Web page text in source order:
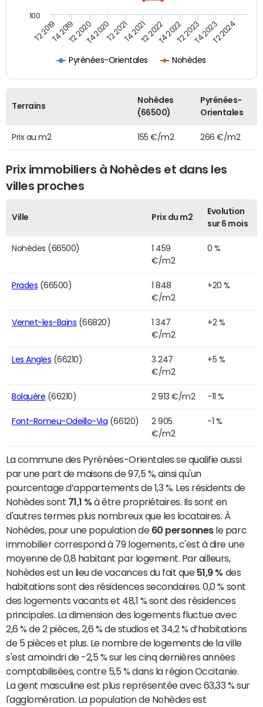
Pyrénées-Orientales Nohèdes
T2 2019T4 2019T2 2020T4 2020T2 2021T4 2021T2 2022T4 2022T2 2023T4 2023T2 2024
100
Terrains
Nohèdes
(66500)
Pyrénées-
Orientales
Prix au m2 155 €/m2 266 €/m2
Prix immobiliers à Nohèdes et dans les
villes proches
Ville Prix du m2
Evolution
sur 6 mois
Nohèdes (66500)
1 459
€/m2
0 %
Prades (66500)
1 848
€/m2
+20 %
Vernet-les-Bains (66820)
1 347
€/m2
+2 %
Les Angles (66210)
3 247
€/m2
+5 %
Bolquère (66210) 2 913 €/m2 -11 %
Font-Romeu-Odeillo-Via (66120)
2 905
€/m2
-1 %
La commune des Pyrénées-Orientales se qualifie aussi
par une part de maisons de 97,5 %, ainsi qu'un
pourcentage d’appartements de 1,3 %. Les résidents de
Nohèdes sont 71,1 % à être propriétaires. Ils sont en
d'autres termes plus nombreux que les locataires. À
Nohèdes, pour une population de 60 personnesle parc
immobilier correspond à 79 logements, c'est à dire une
moyenne de 0,8 habitant par logement. Par ailleurs,
Nohèdes est un lieu de vacances du fait que 51,9 % des
habitations sont des résidences secondaires. 0,0 % sont
des logements vacants et 48,1 % sont des résidences
principales. La dimension des logements fluctue avec
2,6 % de 2 pièces, 2,6 % de studios et 34,2 % d’habitations
de 5 pièces et plus. Le nombre de logements de la ville
s'est amoindri de -2,5 % sur les cinq dernières années
comptabilisées, contre 5,5 % dans la région Occitanie.
La gent masculine est plus représentée avec 63,33 % sur
l'agglomération. La population de Nohèdes est